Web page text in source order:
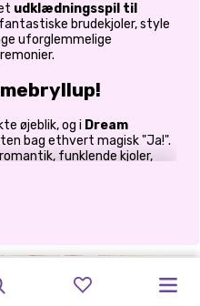
udklædningsspil til
brudekjoler, style
uforglemmelige
øjeblik, og i Dream
bag ethvert magisk "Ja!".
funklende kjoler,
tværs af fire unikke
Bland glamourøse kjoler
buketter, stilfulde sko og
perfekte bryllupsoutfit til
HOME:
ELLIE